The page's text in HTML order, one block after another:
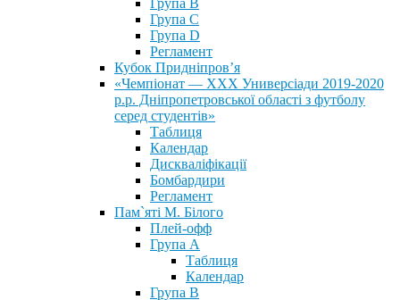
Група В
Група С
Група D
Регламент
Кубок Придніпров’я
«Чемпіонат — ХХХ Универсіади 2019-2020
р.р. Дніпропетровської області з футболу
серед студентів»
Таблиця
Календар
Дискваліфікації
Бомбардири
Регламент
Пам`яті М. Білого
Плей-офф
Група А
Таблиця
Календар
Група В